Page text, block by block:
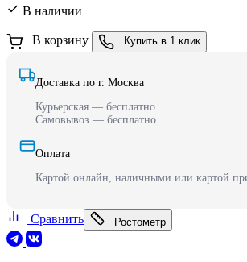
В наличии
В корзину Купить в 1 клик
Доставка по г. Москва
Курьерская — бесплатно
Самовывоз — бесплатно
Оплата
Картой онлайн, наличными или картой
Сравнить Ростометр